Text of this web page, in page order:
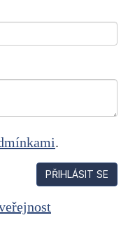
.
PŘIHLÁSIT SE